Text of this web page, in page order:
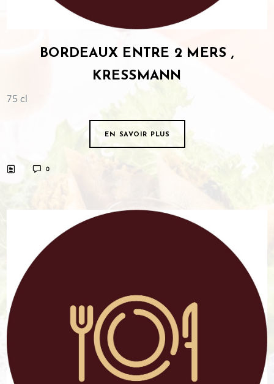
BORDEAUX ENTRE 2 MERS ,
KRESSMANN
75 cl
EN SAVOIR PLUS
0